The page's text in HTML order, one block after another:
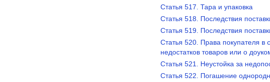
Статья 517. Тара и упаковка
Статья 518. Последствия
Статья 519. Последствия
Статья 520. Права покупателя в
недостатков товаров или о
Статья 521. Неустойка за
Статья 522. Погашение